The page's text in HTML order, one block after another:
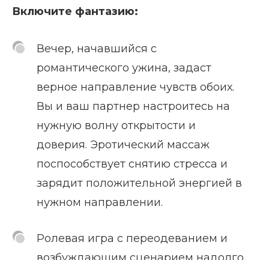
Включите фантазию:
Вечер, начавшийся с
романтического ужина, задаст
верное направление чувств обоих.
Вы и ваш партнер настроитесь на
нужную волну открытости и
доверия. Эротический массаж
поспособствует снятию стресса и
зарядит положительной энергией в
нужном направлении.
Ролевая игра с переодеванием и